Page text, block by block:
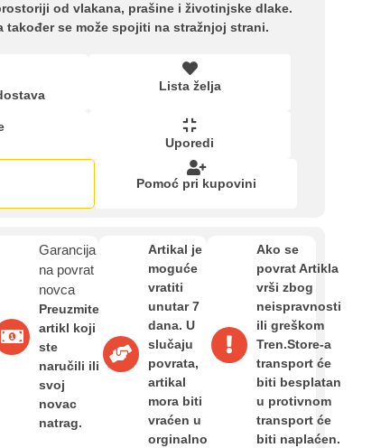
od vlakana, prašine i životinjske dlake.
se može spojiti na stražnjoj strani.
Lista želja
Uporedi
Pomoć pri kupovini
Garancija
na povrat
novca
Preuzmite
artikl koji
ste
naručili ili
svoj
novac
natrag.
Artikal je
moguće
vratiti
unutar 7
dana. U
slučaju
povrata,
artikal
mora biti
vraćen u
orginalnom
Ako se
povrat Artikla
vrši zbog
neispravnosti
ili greškom
Tren.Store-a
transport će
biti besplatan
u protivnom
transport će
biti naplaćen.
Lista želja
Upoređeni proizvodi
Zahtjev za reklamaciju
O nama
Privatnost kupca
Uvjeti i odredbe
ispod.